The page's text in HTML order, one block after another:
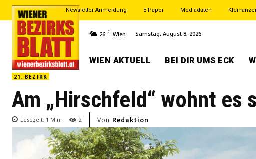
Newsletter-Anmeldung E-Paper Mediadaten
26 C Wien Samstag, August 8, 2026
WIEN AKTUELL BEI DIR UMS ECK
21. BEZIRK
Am „Hirschfeld“ wohnt es
Lesezeit: 1 Min. 2 Von Redaktion